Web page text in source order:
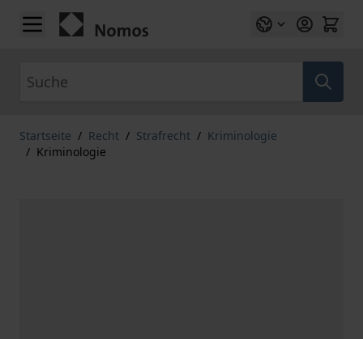
Zum Inhalt springen
Startseite / Recht / Strafrecht / Kriminologie
/ Kriminologie